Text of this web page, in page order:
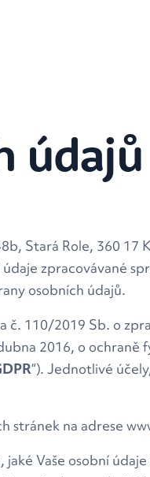
údajů
Stará Role, 360
zpracovávané
osobních údajů.
č. 110/2019 Sb. o
2016, o ochraně
“). Jednotlivé
na adrese
Vaše osobní